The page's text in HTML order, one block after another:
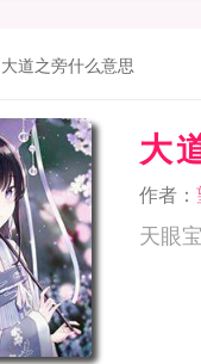
大道之旁什么意思
大
作者：